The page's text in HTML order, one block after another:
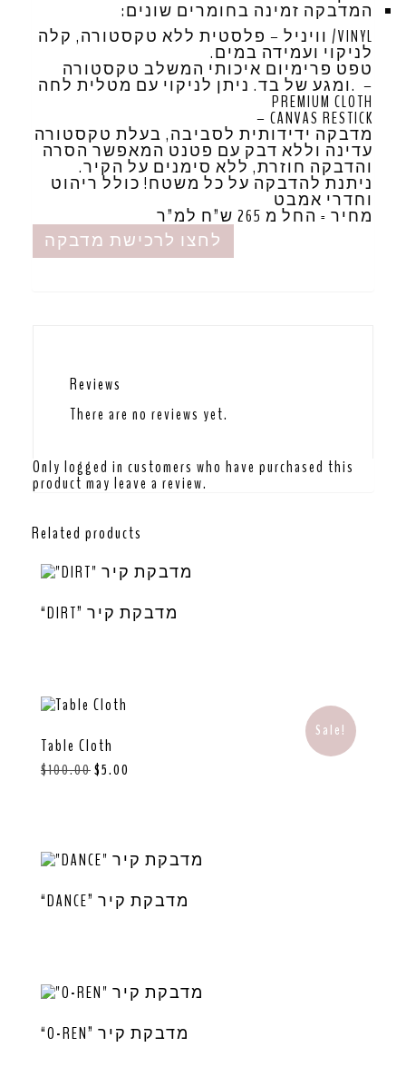
המדבקה זמינה בחומרים שונים:
VINYL/ וויניל – פלסטית ללא טקסטורה, קלה
לניקוי ועמידה במים.
טפט פרימיום איכותי המשלב טקסטורה
ומגע של בד. ניתן לניקוי עם מטלית לחה. –
PREMIUM CLOTH
– CANVAS RESTICK
מדבקה ידידותית לסביבה, בעלת טקסטורה
עדינה וללא דבק עם פטנט המאפשר הסרה
והדבקה חוזרת, ללא סימנים על הקיר.
ניתנת להדבקה על כל משטח! כולל ריהוט
וחדרי אמבט
מחיר = החל מ 265 ש”ח למ”ר
לחצו לרכישת מדבקה
Reviews
There are no reviews yet.
Only logged in customers who have purchased this
product may leave a review.
Related products
“DIRT” מדבקת קיר
Sale!
Table Cloth
$100.00 $5.00
“DANCE” מדבקת קיר
“O-REN” מדבקת קיר